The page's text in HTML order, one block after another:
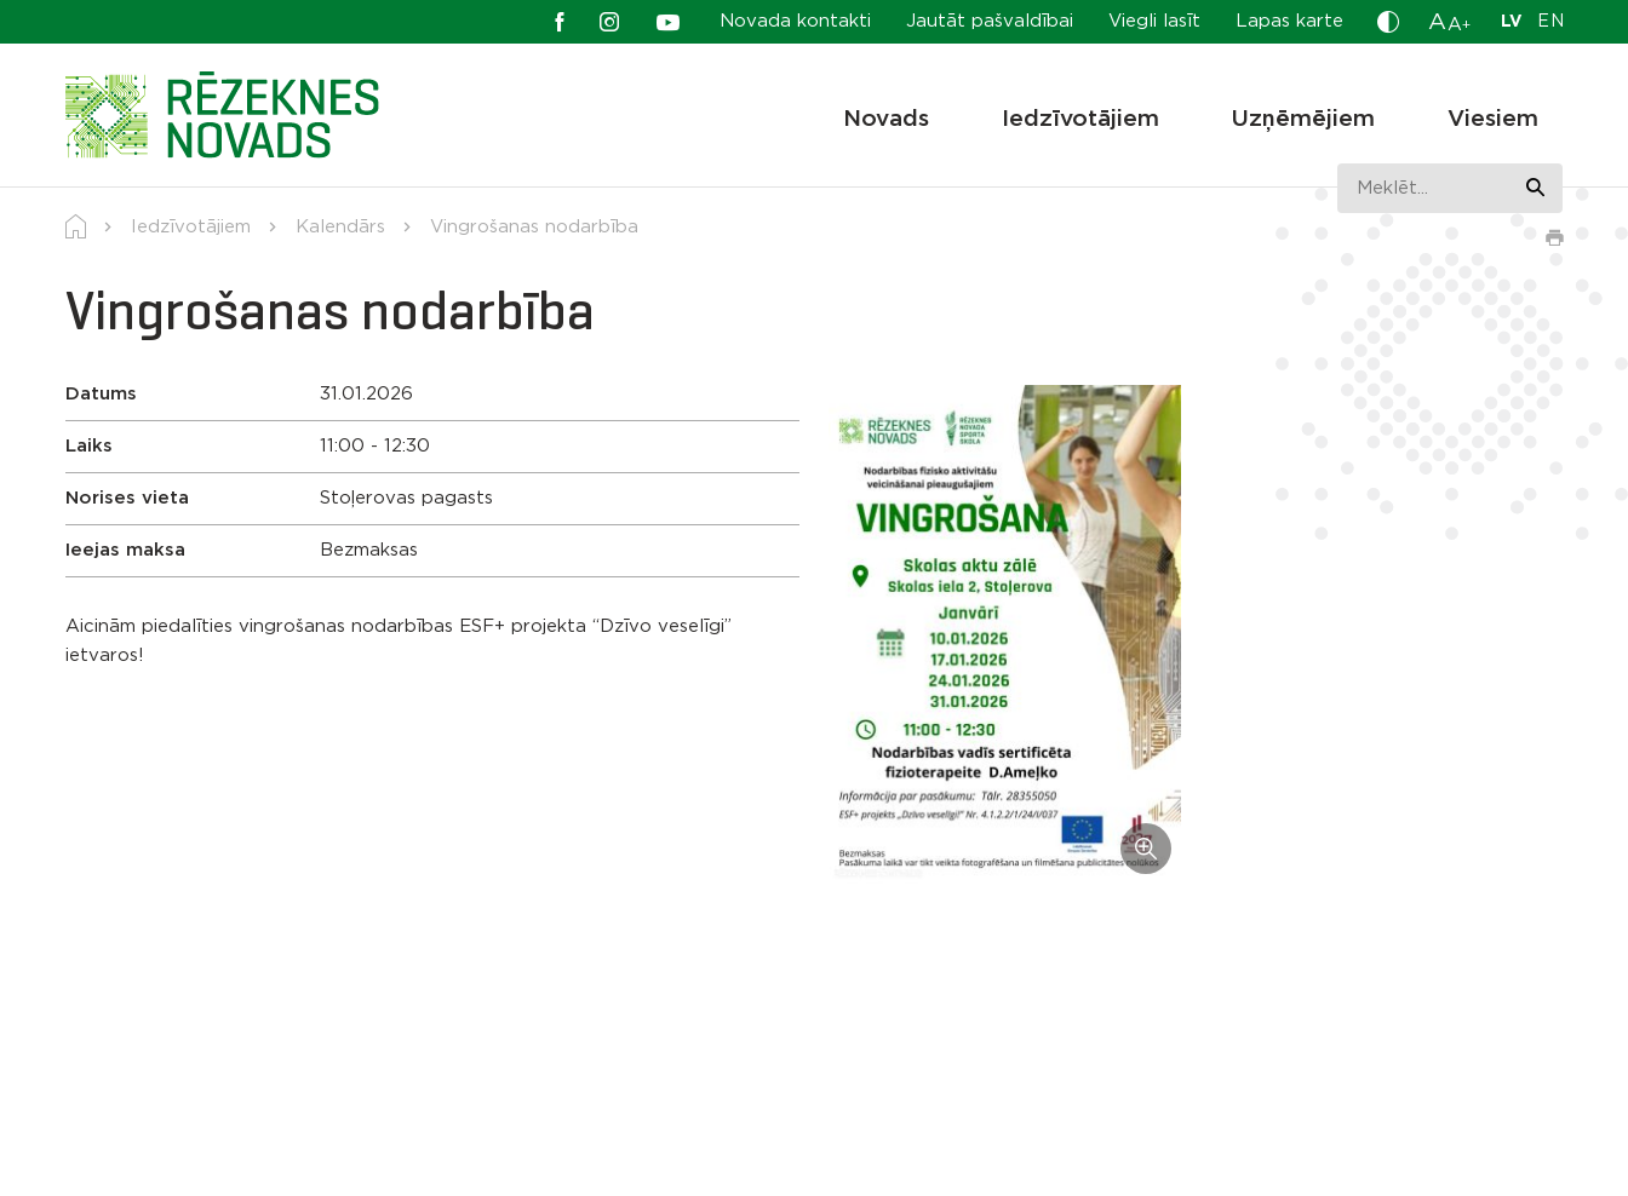
Novada kontakti Jautāt pašvaldībai Viegli lasīt Lapas karte A A+ LV EN
Novads Iedzīvotājiem Uzņēmējiem Viesiem
Iedzīvotājiem Kalendārs Vingrošanas nodarbība
Vingrošanas nodarbība
Datums 31.01.2026
Laiks 11:00 - 12:30
Norises vieta Stoļerovas pagasts
Ieejas maksa Bezmaksas
Aicinām piedalīties vingrošanas nodarbības ESF+ projekta “Dzīvo veselīgi”
ietvaros!